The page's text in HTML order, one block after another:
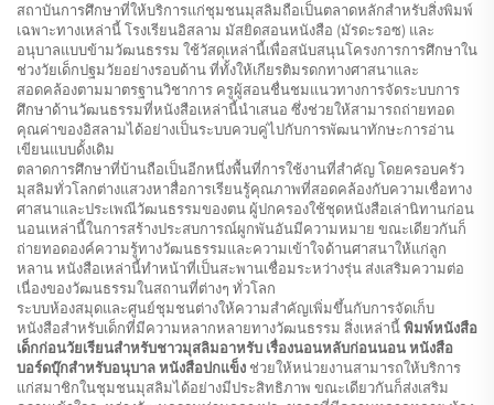
สถาบันการศึกษาที่ให้บริการแก่ชุมชนมุสลิมถือเป็นตลาดหลักสำหรับสิ่งพิมพ์
เฉพาะทางเหล่านี้ โรงเรียนอิสลาม มัสยิดสอนหนังสือ (มัรดะรอซ) และ
อนุบาลแบบข้ามวัฒนธรรม ใช้วัสดุเหล่านี้เพื่อสนับสนุนโครงการการศึกษาใน
ช่วงวัยเด็กปฐมวัยอย่างรอบด้าน ที่ทั้งให้เกียรติมรดกทางศาสนาและ
สอดคล้องตามมาตรฐานวิชาการ ครูผู้สอนชื่นชมแนวทางการจัดระบบการ
ศึกษาด้านวัฒนธรรมที่หนังสือเหล่านี้นำเสนอ ซึ่งช่วยให้สามารถถ่ายทอด
คุณค่าของอิสลามได้อย่างเป็นระบบควบคู่ไปกับการพัฒนาทักษะการอ่าน
เขียนแบบดั้งเดิม
ตลาดการศึกษาที่บ้านถือเป็นอีกหนึ่งพื้นที่การใช้งานที่สำคัญ โดยครอบครัว
มุสลิมทั่วโลกต่างแสวงหาสื่อการเรียนรู้คุณภาพที่สอดคล้องกับความเชื่อทาง
ศาสนาและประเพณีวัฒนธรรมของตน ผู้ปกครองใช้ชุดหนังสือเล่านิทานก่อน
นอนเหล่านี้ในการสร้างประสบการณ์ผูกพันอันมีความหมาย ขณะเดียวกันก็
ถ่ายทอดองค์ความรู้ทางวัฒนธรรมและความเข้าใจด้านศาสนาให้แก่ลูก
หลาน หนังสือเหล่านี้ทำหน้าที่เป็นสะพานเชื่อมระหว่างรุ่น ส่งเสริมความต่อ
เนื่องของวัฒนธรรมในสถานที่ต่างๆ ทั่วโลก
ระบบห้องสมุดและศูนย์ชุมชนต่างให้ความสำคัญเพิ่มขึ้นกับการจัดเก็บ
หนังสือสำหรับเด็กที่มีความหลากหลายทางวัฒนธรรม สิ่งเหล่านี้พิมพ์หนังสือ
เด็กก่อนวัยเรียนสำหรับชาวมุสลิมอาหรับ เรื่องนอนหลับก่อนนอน หนังสือ
บอร์ดบุ๊กสำหรับอนุบาล หนังสือปกแข็ง ช่วยให้หน่วยงานสามารถให้บริการ
แก่สมาชิกในชุมชนมุสลิมได้อย่างมีประสิทธิภาพ ขณะเดียวกันก็ส่งเสริม